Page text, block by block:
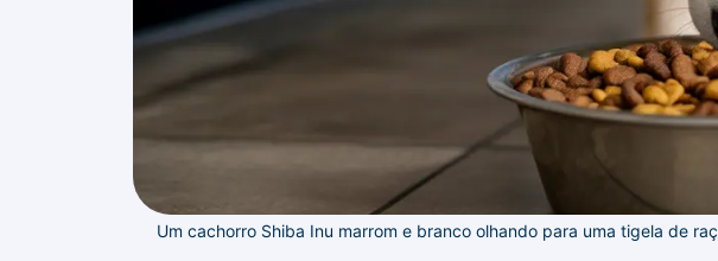
Um cachorro Shiba Inu marrom e branco olhando para uma tigela de